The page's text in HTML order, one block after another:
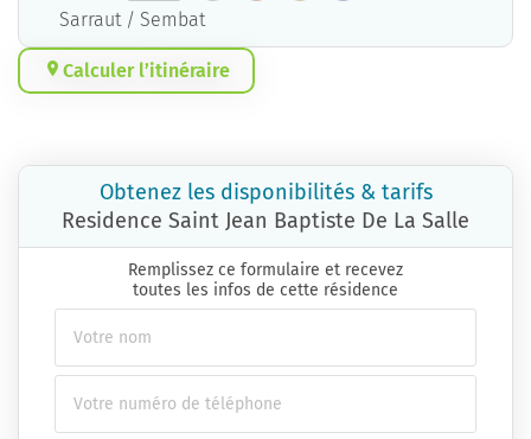
Sarraut / Sembat
Calculer l’itinéraire
Obtenez les disponibilités & tarifs
Residence Saint Jean Baptiste De La Salle
Remplissez ce formulaire et recevez
toutes les infos de cette résidence